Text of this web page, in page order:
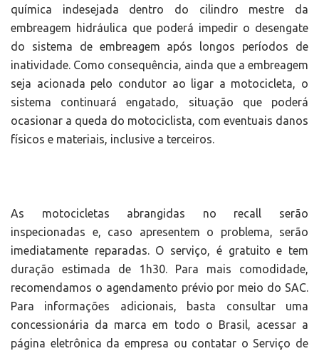
química indesejada dentro do cilindro mestre da
embreagem hidráulica que poderá impedir o desengate
do sistema de embreagem após longos períodos de
inatividade. Como consequência, ainda que a embreagem
seja acionada pelo condutor ao ligar a motocicleta, o
sistema continuará engatado, situação que poderá
ocasionar a queda do motociclista, com eventuais danos
físicos e materiais, inclusive a terceiros.
As motocicletas abrangidas no recall serão
inspecionadas e, caso apresentem o problema, serão
imediatamente reparadas. O serviço, é gratuito e tem
duração estimada de 1h30. Para mais comodidade,
recomendamos o agendamento prévio por meio do SAC.
Para informações adicionais, basta consultar uma
concessionária da marca em todo o Brasil, acessar a
página eletrônica da empresa ou contatar o Serviço de